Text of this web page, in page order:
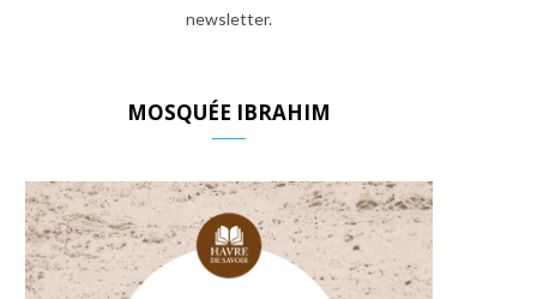
newsletter.
MOSQUÉE IBRAHIM